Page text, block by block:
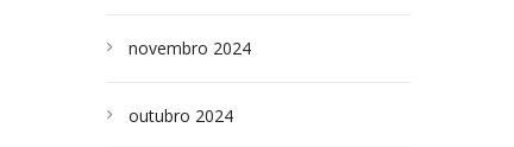
novembro 2024
outubro 2024